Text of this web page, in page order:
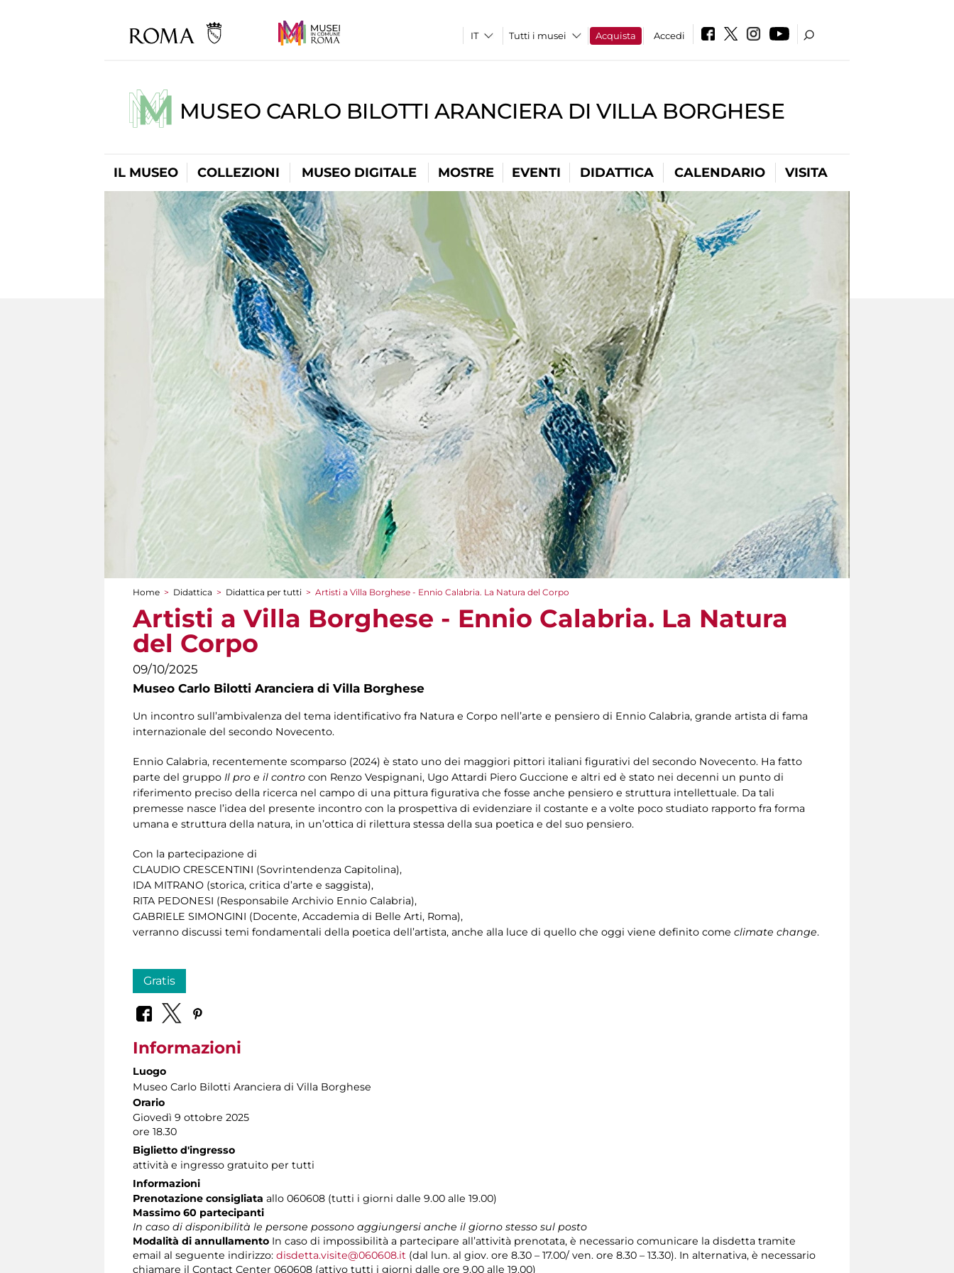
Tutti i musei Acquista Accedi
MUSEO CARLO BILOTTI ARANCIERA DI VILLA BORGHESE
IL MUSEO COLLEZIONI MUSEO DIGITALE MOSTRE EVENTI DIDATTICA CALENDARIO VISITA
Tu sei qui
Home > Didattica > Didattica per tutti > Artisti a Villa Borghese - Ennio Calabria. La Natura del Corpo
Artisti a Villa Borghese - Ennio Calabria. La Natura
del Corpo
09/10/2025
Museo Carlo Bilotti Aranciera di Villa Borghese
Un incontro sull’ambivalenza del tema identificativo fra Natura e Corpo nell’arte e pensiero di Ennio Calabria, grande artista di fama
internazionale del secondo Novecento.
Ennio Calabria, recentemente scomparso (2024) è stato uno dei maggiori pittori italiani figurativi del secondo Novecento. Ha fatto
parte del gruppo Il pro e il contro con Renzo Vespignani, Ugo Attardi Piero Guccione e altri ed è stato nei decenni un punto di
riferimento preciso della ricerca nel campo di una pittura figurativa che fosse anche pensiero e struttura intellettuale. Da tali
premesse nasce l’idea del presente incontro con la prospettiva di evidenziare il costante e a volte poco studiato rapporto fra forma
umana e struttura della natura, in un’ottica di rilettura stessa della sua poetica e del suo pensiero.
Con la partecipazione di
CLAUDIO CRESCENTINI (Sovrintendenza Capitolina),
IDA MITRANO (storica, critica d’arte e saggista),
RITA PEDONESI (Responsabile Archivio Ennio Calabria),
GABRIELE SIMONGINI (Docente, Accademia di Belle Arti, Roma),
verranno discussi temi fondamentali della poetica dell’artista, anche alla luce di quello che oggi viene definito come climate change.
Gratis
Informazioni
Luogo
Museo Carlo Bilotti Aranciera di Villa Borghese
Orario
Giovedì 9 ottobre 2025
ore 18.30
Biglietto d'ingresso
attività e ingresso gratuito per tutti
Informazioni
Prenotazione consigliata allo 060608 (tutti i giorni dalle 9.00 alle 19.00)
Massimo 60 partecipanti
In caso di disponibilità le persone possono aggiungersi anche il giorno stesso sul posto
Modalità di annullamento In caso di impossibilità a partecipare all’attività prenotata, è necessario comunicare la disdetta tramite
email al seguente indirizzo: disdetta.visite@060608.it (dal lun. al giov. ore 8.30 – 17.00/ ven. ore 8.30 – 13.30). In alternativa, è necessario
chiamare il Contact Center 060608 (attivo tutti i giorni dalle ore 9.00 alle 19.00)